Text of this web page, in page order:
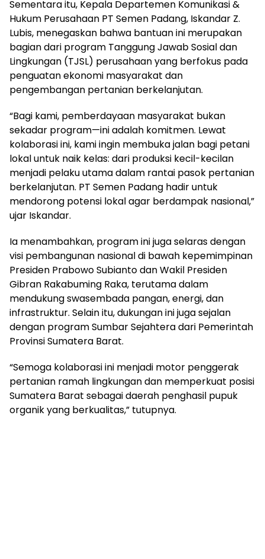
Sementara itu, Kepala Departemen Komunikasi &
Hukum Perusahaan PT Semen Padang, Iskandar Z.
Lubis, menegaskan bahwa bantuan ini merupakan
bagian dari program Tanggung Jawab Sosial dan
Lingkungan (TJSL) perusahaan yang berfokus pada
penguatan ekonomi masyarakat dan
pengembangan pertanian berkelanjutan.
“Bagi kami, pemberdayaan masyarakat bukan
sekadar program—ini adalah komitmen. Lewat
kolaborasi ini, kami ingin membuka jalan bagi petani
lokal untuk naik kelas: dari produksi kecil-kecilan
menjadi pelaku utama dalam rantai pasok pertanian
berkelanjutan. PT Semen Padang hadir untuk
mendorong potensi lokal agar berdampak nasional,”
ujar Iskandar.
Ia menambahkan, program ini juga selaras dengan
visi pembangunan nasional di bawah kepemimpinan
Presiden Prabowo Subianto dan Wakil Presiden
Gibran Rakabuming Raka, terutama dalam
mendukung swasembada pangan, energi, dan
infrastruktur. Selain itu, dukungan ini juga sejalan
dengan program Sumbar Sejahtera dari Pemerintah
Provinsi Sumatera Barat.
“Semoga kolaborasi ini menjadi motor penggerak
pertanian ramah lingkungan dan memperkuat posisi
Sumatera Barat sebagai daerah penghasil pupuk
organik yang berkualitas,” tutupnya.